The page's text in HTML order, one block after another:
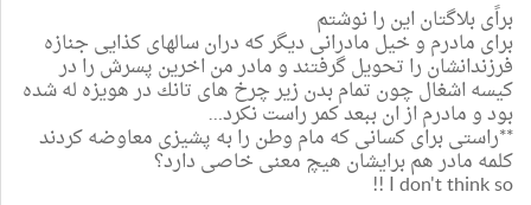
براًى بلاگتان اين را نوشتم
براى مادرم و خيل مادرانى ديگر كه دران سالهاى كذايى جنازه
فرزندانشان را تحويل گرفتند و مادر من اخرين پسرش را در
كيسه اشغال چون تمام بدن زير چرخ هاى تانك در هويزه له شده
بود و مادرم از ان ببعد كمر راست نكرد…
**راستى براى كسانى كه مام وطن را به پشيزى معاوضه كردند
كلمه مادر هم برايشان هيچ معنى خاصى دارد؟
I don't think so !!